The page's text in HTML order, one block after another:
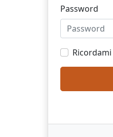
Password
Ricordami